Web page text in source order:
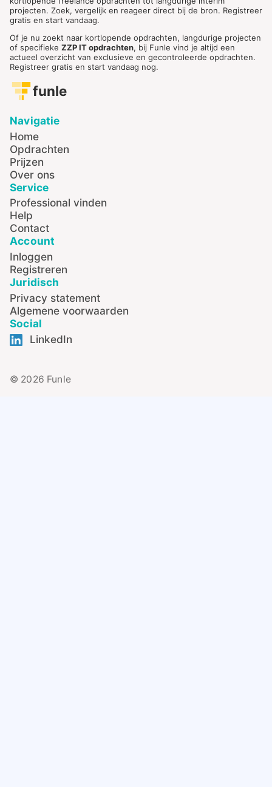
projecten. Zoek, vergelijk en reageer direct bij de bron. Registreer
gratis en start vandaag.
Of je nu zoekt naar kortlopende opdrachten, langdurige projecten
of specifieke ZZP IT opdrachten, bij Funle vind je altijd een
actueel overzicht van exclusieve en gecontroleerde opdrachten.
Registreer gratis en start vandaag nog.
funle
Navigatie
Home
Opdrachten
Prijzen
Over ons
Service
Professional vinden
Help
Contact
Account
Inloggen
Registreren
Juridisch
Privacy statement
Algemene voorwaarden
Social
LinkedIn
© 2026 Funle